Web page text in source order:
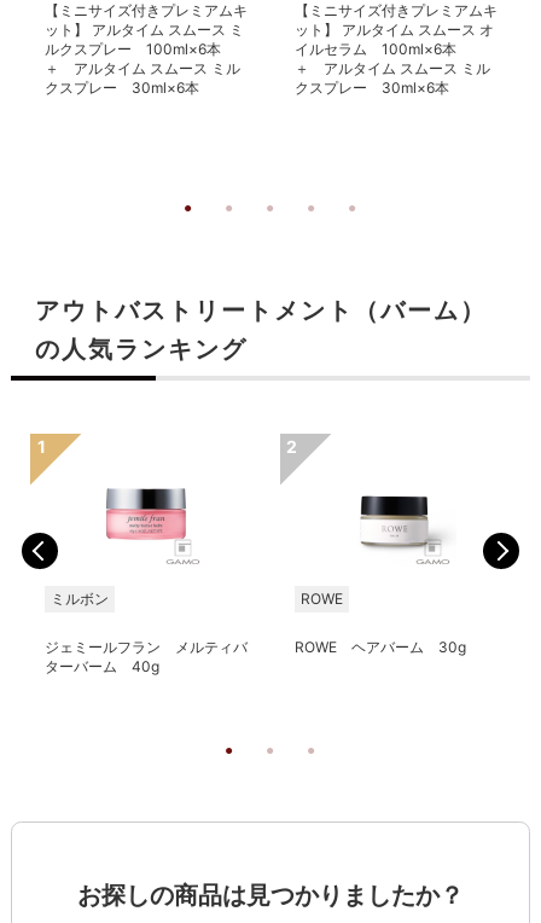
【ミニサイズ付きプレミアムキ
ット】 アルタイム スムース ミ
ルクスプレー 100ml×6本
＋ アルタイム スムース ミル
クスプレー 30ml×6本
【ミニサイズ付きプレミアムキ
ット】 アルタイム スムース オ
イルセラム 100ml×6本
＋ アルタイム スムース ミル
クスプレー 30ml×6本
アウトバストリートメント（バーム）
の人気ランキング
ミルボン
ジェミールフラン メルティバ
ターバーム 40g
ROWE
ROWE ヘアバーム 30g
お探しの商品は見つかりましたか？